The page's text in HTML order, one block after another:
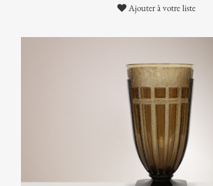
Ajouter à votre liste